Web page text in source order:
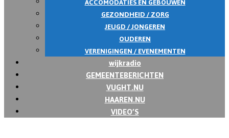
GEZONDHEID / ZORG
JEUGD / JONGEREN
OUDEREN
VERENIGINGEN / EVENEMENTEN
wijkradio
GEMEENTEBERICHTEN
VUGHT.NU
HAAREN.NU
VIDEO’S